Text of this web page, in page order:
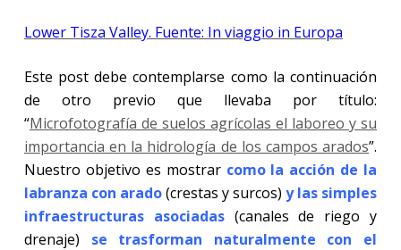
Lower Tisza Valley. Fuente: In viaggio in Europa
Este post debe contemplarse como la continuación
de otro previo que llevaba por título:
“Microfotografía de suelos agrícolas el laboreo y su
importancia en la hidrología de los campos arados”.
Nuestro objetivo es mostrar como la acción de la
labranza con arado(crestas y surcos)y las simples
infraestructuras asociadas (canales de riego y
drenaje) se
trasforman naturalmente con el